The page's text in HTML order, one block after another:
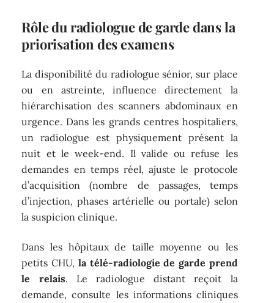
Rôle du radiologue de garde dans la
priorisation des examens
La disponibilité du radiologue sénior, sur place
ou en astreinte, influence directement la
hiérarchisation des scanners abdominaux en
urgence. Dans les grands centres hospitaliers,
un radiologue est physiquement présent la
nuit et le week-end. Il valide ou refuse les
demandes en temps réel, ajuste le protocole
d’acquisition (nombre de passages, temps
d’injection, phases artérielle ou portale) selon
la suspicion clinique.
Dans les hôpitaux de taille moyenne ou les
petits CHU, la télé-radiologie de garde prend
le relais. Le radiologue distant reçoit la
demande, consulte les informations cliniques